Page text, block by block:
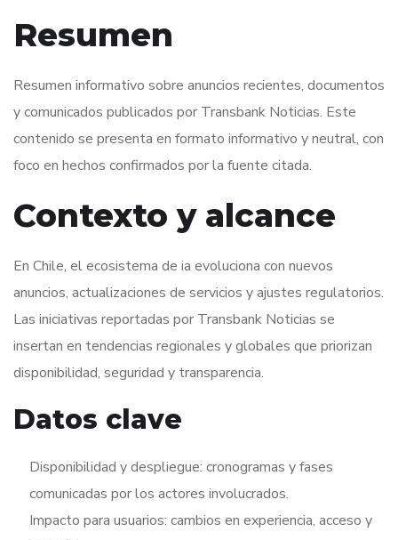
Resumen
Resumen informativo sobre anuncios recientes, documentos
y comunicados publicados por Transbank Noticias. Este
contenido se presenta en formato informativo y neutral, con
foco en hechos confirmados por la fuente citada.
Contexto y alcance
En Chile, el ecosistema de ia evoluciona con nuevos
anuncios, actualizaciones de servicios y ajustes regulatorios.
Las iniciativas reportadas por Transbank Noticias se
insertan en tendencias regionales y globales que priorizan
disponibilidad, seguridad y transparencia.
Datos clave
Disponibilidad y despliegue: cronogramas y fases
comunicadas por los actores involucrados.
Impacto para usuarios: cambios en experiencia, acceso y